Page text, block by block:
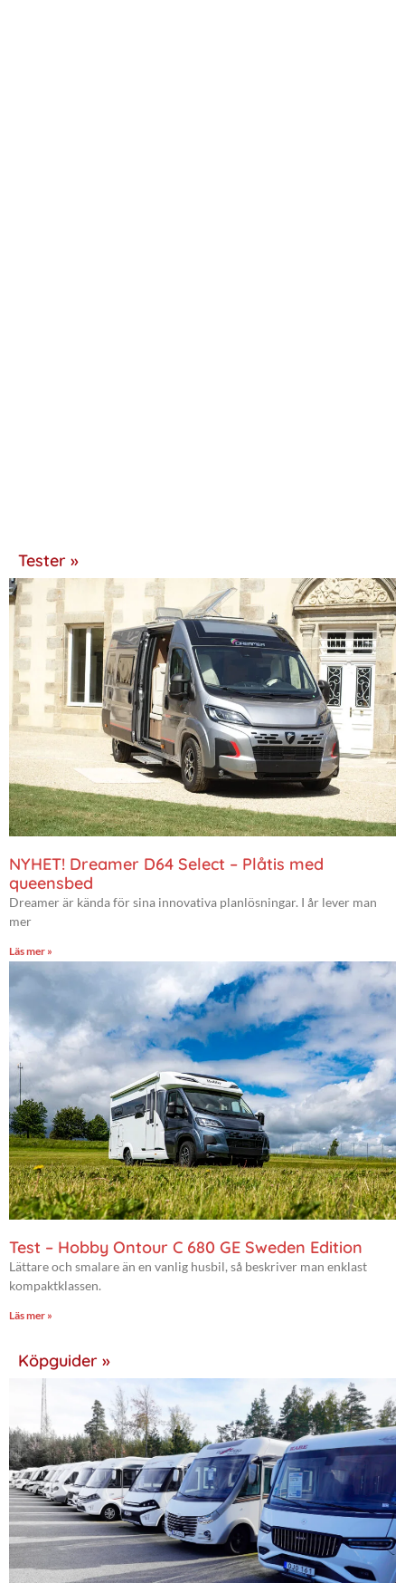
Tester »
NYHET! Dreamer D64 Select – Plåtis med
queensbed
Dreamer är kända för sina innovativa planlösningar. I år lever man
mer
Läs mer »
Test – Hobby Ontour C 680 GE Sweden Edition
Lättare och smalare än en vanlig husbil, så beskriver man enklast
kompaktklassen.
Läs mer »
Köpguider »